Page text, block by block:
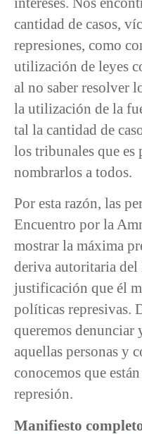
cantidad de casos,
represiones, como
utilización de leyes
al no saber resolver
la utilización de la
tal la cantidad de
los tribunales que es
nombrarlos a todos.
Por esta razón, las
Encuentro por la
mostrar la máxima
deriva autoritaria del
justificación que él
políticas represivas.
queremos denunciar
aquellas personas y
conocemos que
represión.
Manifiesto